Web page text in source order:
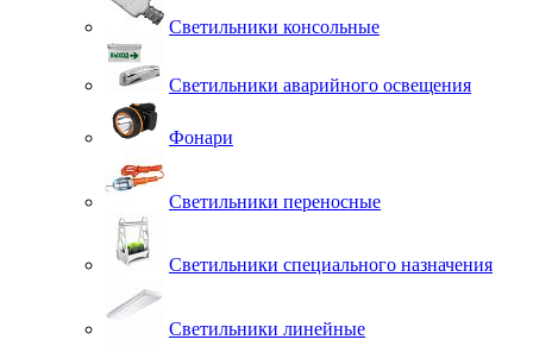
Светильники консольные
Светильники аварийного освещения
Фонари
Светильники переносные
Светильники специального назначения
Светильники линейные